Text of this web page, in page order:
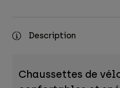
Description
Chaussettes de